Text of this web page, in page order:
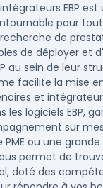
EBP est
pour
de
de déployer et
au sein de leur
facilite la mise
et
les logiciels EBP,
sur
PME ou une
permet de
doté des